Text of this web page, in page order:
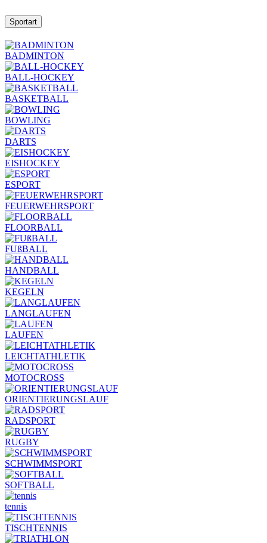
Sportart
BADMINTON
BALL-HOCKEY
BASKETBALL
BOWLING
DARTS
EISHOCKEY
ESPORT
FEUERWEHRSPORT
FLOORBALL
FUßBALL
HANDBALL
KEGELN
LANGLAUFEN
LAUFEN
LEICHTATHLETIK
MOTOCROSS
ORIENTIERUNGSLAUF
RADSPORT
RUGBY
SCHWIMMSPORT
SOFTBALL
tennis
TISCHTENNIS